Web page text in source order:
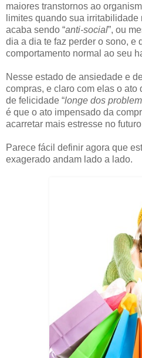
maiores transtornos ao
limites quando sua
acaba sendo “anti-social”, ou
dia a dia te faz perder o sono, e
comportamento normal ao seu
Nesse estado de ansiedade e
compras, e claro com elas o ato
de felicidade “longe dos
é que o ato impensado da
acarretar mais estresse no
Parece fácil definir agora que
exagerado andam lado a lado.